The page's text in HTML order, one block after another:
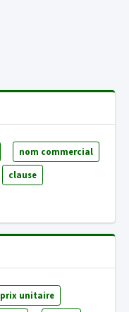
nom commercial
clause
prix unitaire